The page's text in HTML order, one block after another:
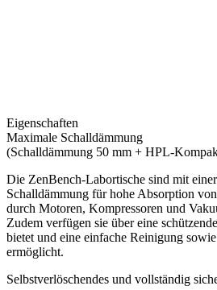
Eigenschaften
Maximale Schalldämmung
(Schalldämmung 50 mm + HPL-
Die ZenBench-Labortische sind mit
Schalldämmung für hohe Absorption
durch Motoren, Kompressoren und
Zudem verfügen sie über eine
bietet und eine einfache Reinigung
ermöglicht.
Selbstverlöschendes und vollständig